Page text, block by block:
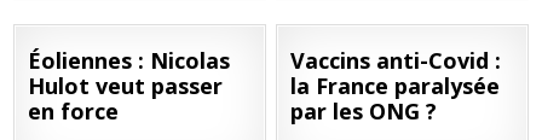
24
JUIN
2021
Éoliennes : Nicolas
Hulot veut passer
en force
20
JAN
2021
Vaccins anti-Covid :
la France paralysée
par les ONG ?